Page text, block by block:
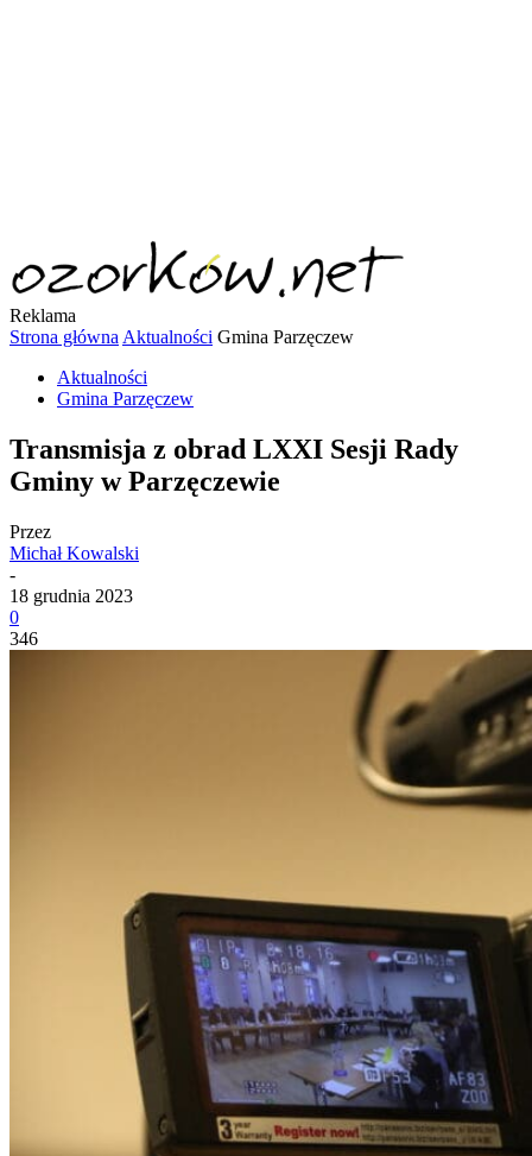
Reklama
Strona główna Aktualności Gmina Parzęczew
Aktualności
Gmina Parzęczew
Transmisja z obrad LXXI Sesji Rady
Gminy w Parzęczewie
Przez
Michał Kowalski
-
18 grudnia 2023
0
346